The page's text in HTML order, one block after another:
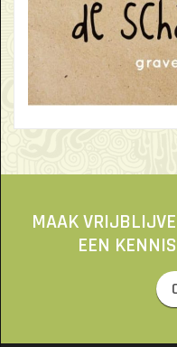
MAAK
EEN